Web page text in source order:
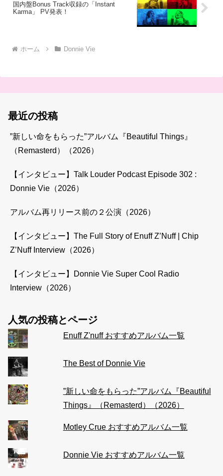
国内盤Bonus Track収録の「Instant
Karma」 PV発表！
ホーム Donnie Vie
最近の投稿
”新しい命をもらった”アルバム『Beautiful Things』
（Remasterd）（2026）
【インタビュー】Talk Louder Podcast Episode 302 :
Donnie Vie（2026）
アルバム再リリース前の２公演（2026）
【インタビュー】The Full Story of Enuff Z’Nuff | Chip
Z’Nuff Interview（2026）
【インタビュー】Donnie Vie Super Cool Radio
Interview（2026）
人気の投稿とページ
Enuff Z'nuff おすすめアルバム一覧
The Best of Donnie Vie
”新しい命をもらった”アルバム『Beautiful
Things』（Remasterd）（2026）
Motley Crue おすすめアルバム一覧
Donnie Vie おすすめアルバム一覧